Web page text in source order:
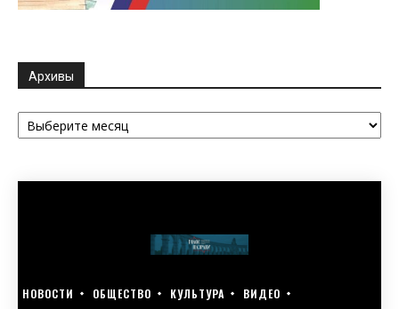
Архивы
Архивы
НОВОСТИ ОБЩЕСТВО КУЛЬТУРА
ВИДЕО